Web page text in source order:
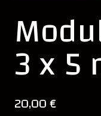
3 x 5
20,00€